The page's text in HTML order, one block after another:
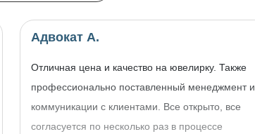
Адвокат А.
Отличная цена и качество на ювелирку. Также
профессионально поставленный менеджмент и
коммуникации с клиентами. Все открыто, все
согласуется по несколько раз в процессе